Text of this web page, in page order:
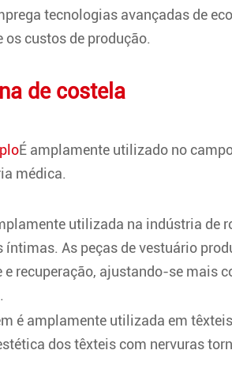
tecnologias avançadas de
os custos de produção.
de costela
É amplamente utilizado no
médica.
utilizada na indústria de
As peças de vestuário
recuperação, ajustando-se mais
é amplamente utilizada em
dos têxteis com nervuras